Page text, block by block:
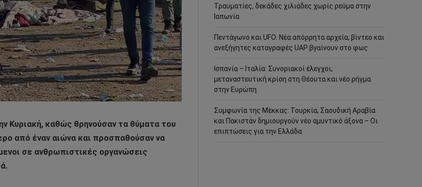
Κυριακή, καθώς θρηνούσαν τα θύματα του
από έναν αιώνα και προσπαθούσαν να
σε ανθρωπιστικές οργανώσεις
Τραυματίες, δεκάδες χιλιάδες χωρίς ρεύμα στην
Ιαπωνία
Πεντάγωνο και UFO: Νέα απόρρητα αρχεία, βίντεο και
ανεξήγητες καταγραφές UAP βγαίνουν στο φως
Ισπανία – Ιταλία: Συνοριακοί έλεγχοι,
μεταναστευτική κρίση στη Θέουτα και νέο ρήγμα
στην Ευρώπη
Συμφωνία της Μέκκας: Τουρκία, Σαουδική Αραβία
και Πακιστάν δημιουργούν νέο αμυντικό άξονα – Οι
επιπτώσεις για την Ελλάδα